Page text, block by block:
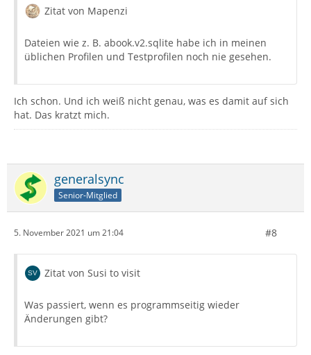
Zitat von Mapenzi
Dateien wie z. B. abook.v2.sqlite habe ich in meinen
üblichen Profilen und Testprofilen noch nie gesehen.
Ich schon. Und ich weiß nicht genau, was es damit auf sich
hat. Das kratzt mich.
generalsync
Senior-Mitglied
5. November 2021 um 21:04 #8
Zitat von Susi to visit
Was passiert, wenn es programmseitig wieder
Änderungen gibt?